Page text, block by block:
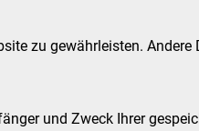
zu gewährleisten.
und Zweck Ihrer